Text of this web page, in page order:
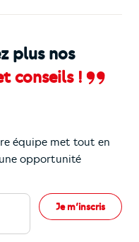
plus nos
conseils !
équipe met tout en
opportunité
Je m’inscris